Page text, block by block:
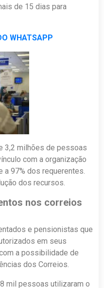
de 15 dias para
WHATSAPP
3,2 milhões de pessoas
com a organização
a 97% dos requerentes.
dos recursos.
nos correios
e pensionistas que
em seus
a possibilidade de
dos Correios.
mil pessoas utilizaram o